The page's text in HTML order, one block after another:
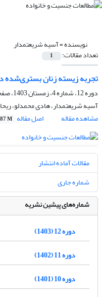
نویسنده =آسیه شریعتمدار
تعداد مقالات: 1
تجربه زیسته زنان بستری‌شده
دوره 12، شماره 4، زمستان 1403، صفحه
آسیه شریعتمدار، هادی محمدلو،
مشاهده مقاله
اصل مقاله M
مقالات آماده انتشار
شماره جاری
شماره‌های پیشین نشریه
دوره 12 (1403)
دوره 11 (1402)
دوره 10 (1401)